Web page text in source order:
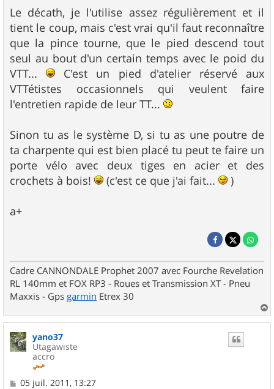
g
e
Le décath, je l'utilise assez régulièrement et il
tient le coup, mais c'est vrai qu'il faut reconnaître
que la pince tourne, que le pied descend tout
seul au bout d'un certain temps avec le poid du
VTT...
C'est un pied d'atelier réservé aux
VTTétistes occasionnels qui veulent faire
l'entretien rapide de leur TT...
Sinon tu as le système D, si tu as une poutre de
ta charpente qui est bien placé tu peut te faire un
porte vélo avec deux tiges en acier et des
crochets à bois!
(c'est ce que j'ai fait... )
a+
Cadre CANNONDALE Prophet 2007 avec Fourche Revelation
RL 140mm et FOX RP3 - Roues et Transmission XT - Pneu
Maxxis - Gps garmin Etrex 30
a
u
yano37
Utagawiste
accro
M
05 juil. 2011, 13:27